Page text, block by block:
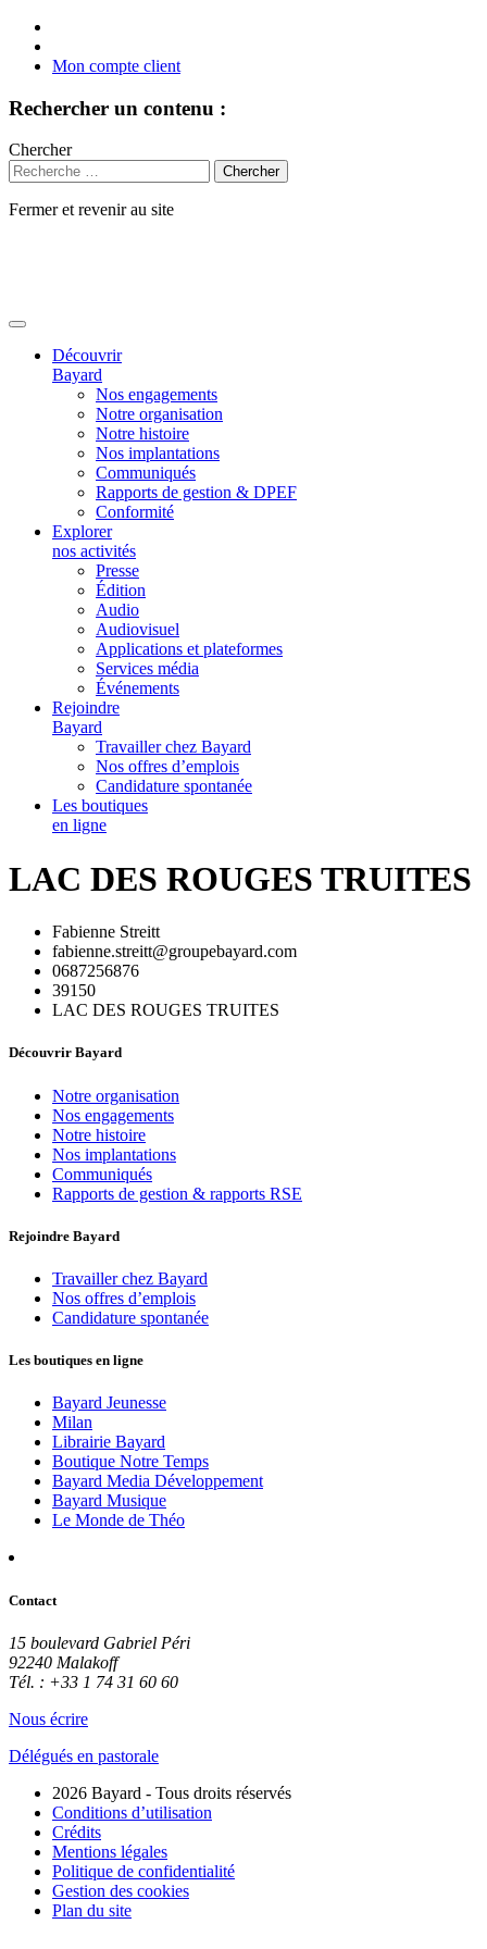
Mon compte client
Rechercher un contenu :
Chercher
Fermer et revenir au site
Découvrir
Bayard
Nos engagements
Notre organisation
Notre histoire
Nos implantations
Communiqués
Rapports de gestion & DPEF
Conformité
Explorer
nos activités
Presse
Édition
Audio
Audiovisuel
Applications et plateformes
Services média
Événements
Rejoindre
Bayard
Travailler chez Bayard
Nos offres d’emplois
Candidature spontanée
Les boutiques
en ligne
LAC DES ROUGES TRUITES
Fabienne Streitt
fabienne.streitt@groupebayard.com
0687256876
39150
LAC DES ROUGES TRUITES
Découvrir Bayard
Notre organisation
Nos engagements
Notre histoire
Nos implantations
Communiqués
Rapports de gestion & rapports RSE
Rejoindre Bayard
Travailler chez Bayard
Nos offres d’emplois
Candidature spontanée
Les boutiques en ligne
Bayard Jeunesse
Milan
Librairie Bayard
Boutique Notre Temps
Bayard Media Développement
Bayard Musique
Le Monde de Théo
Contact
15 boulevard Gabriel Péri
92240 Malakoff
Tél. : +33 1 74 31 60 60
Nous écrire
Délégués en pastorale
2026 Bayard - Tous droits réservés
Conditions d’utilisation
Crédits
Mentions légales
Politique de confidentialité
Gestion des cookies
Plan du site